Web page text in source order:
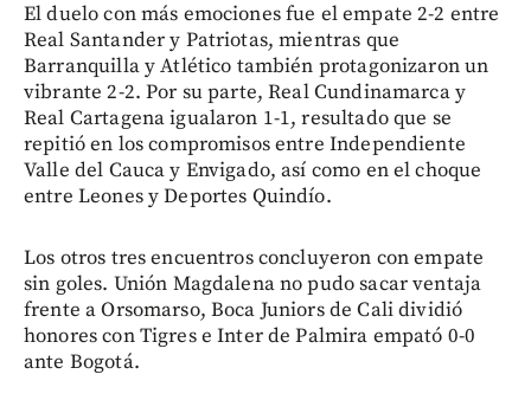
El duelo con más emociones fue el empate 2-2 entre
Real Santander y Patriotas, mientras que
Barranquilla y Atlético también protagonizaron un
vibrante 2-2. Por su parte, Real Cundinamarca y
Real Cartagena igualaron 1-1, resultado que se
repitió en los compromisos entre Independiente
Valle del Cauca y Envigado, así como en el choque
entre Leones y Deportes Quindío.
Los otros tres encuentros concluyeron con empate
sin goles. Unión Magdalena no pudo sacar ventaja
frente a Orsomarso, Boca Juniors de Cali dividió
honores con Tigres e Inter de Palmira empató 0-0
ante Bogotá.